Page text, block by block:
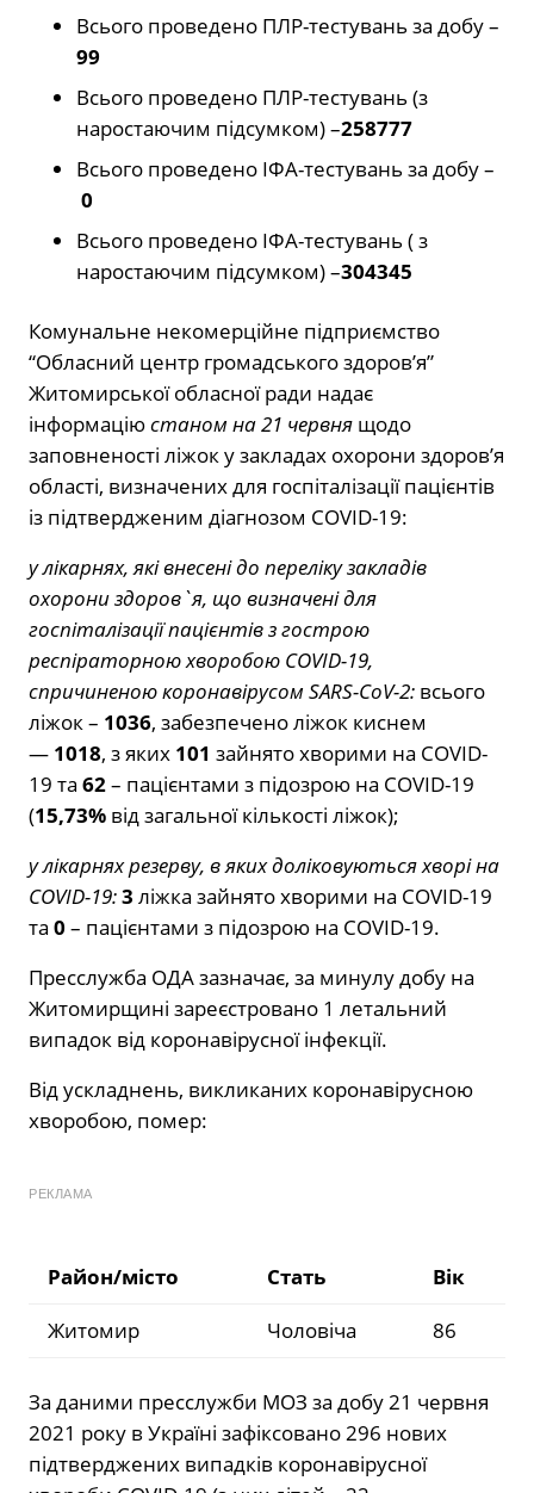
Всього проведено ПЛР-тестувань за добу –
99
Всього проведено ПЛР-тестувань (з
наростаючим підсумком) –258777
Всього проведено ІФА-тестувань за добу –
0
Всього проведено ІФА-тестувань ( з
наростаючим підсумком) –304345
Комунальне некомерційне підприємство
“Обласний центр громадського здоров’я”
Житомирської обласної ради надає
інформаціюстаном на 21 червня щодо
заповненості ліжок у закладах охорони здоров’я
області, визначених для госпіталізації пацієнтів
із підтвердженим діагнозом COVID-19:
у лікарнях, які внесені до переліку закладів
охорони здоров`я, що визначені для
госпіталізації пацієнтів з гострою
респіраторною хворобою COVID-19,
спричиненою коронавірусом SARS-CoV-2: всього
ліжок – 1036, забезпечено ліжок киснем
— 1018, з яких 101 зайнято хворими на COVID-
19 та 62– пацієнтами з підозрою на COVID-19
(15,73% від загальної кількості ліжок);
у лікарнях резерву, в яких доліковуються хворі на
COVID-19:3 ліжка зайнято хворими на COVID-19
та 0 – пацієнтами з підозрою на COVID-19.
Пресслужба ОДА зазначає, за минулу добу на
Житомирщині зареєстровано 1 летальний
випадок від коронавірусної інфекції.
Від ускладнень, викликаних коронавірусною
хворобою, помер:
РЕКЛАМА
Район/місто Стать
Вік
Житомир
Чоловіча 86
За даними пресслужби МОЗ за добу 21 червня
2021 року в Україні зафіксовано 296 нових
підтверджених випадків коронавірусної